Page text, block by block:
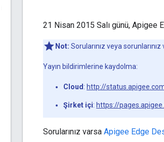
21 Nisan 2015 Salı günü, Apigee
Not: Sorularınız veya sorunlarınız
Yayın bildirimlerine kaydolma:
Cloud : http://
Şirket içi: https://
Sorularınız varsa Apigee Edge